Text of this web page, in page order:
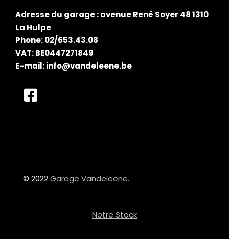
Adresse du garage : avenue René Soyer 48 1310
La Hulpe
Phone: 02/653.43.08
VAT: BE0447271849
E-mail:info@vandeleene.be
© 2022Garage Vandeleene.
Notre Stock